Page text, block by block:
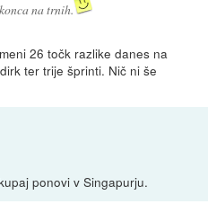
na trnih.
26 točk razlike danes na
ter trije šprinti. Nič ni še
ponovi v Singapurju.